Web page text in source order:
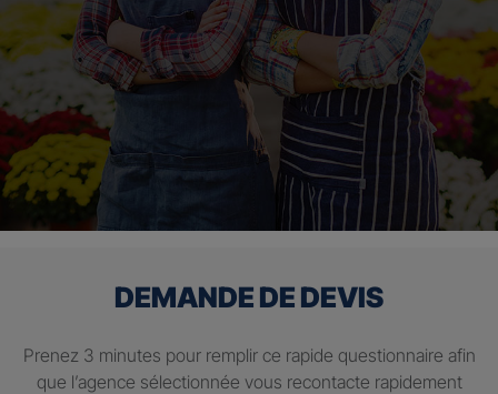
DEMANDE DE DEVIS
Prenez 3 minutes pour remplir ce rapide questionnaire afin
que l’agence sélectionnée vous recontacte rapidement